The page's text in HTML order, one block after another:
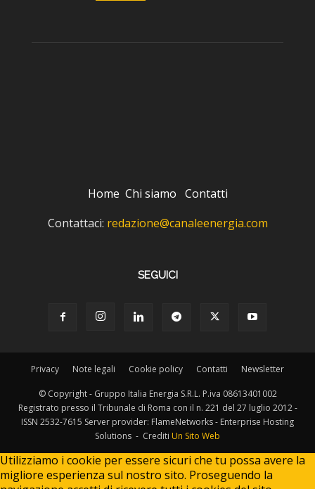
Home Chi siamo Contatti
Contattaci: redazione@canaleenergia.com
SEGUICI
Privacy Note legali Cookie policy Contatti Newsletter
© Copyright - Gruppo Italia Energia S.R.L. P.iva 08613401002
Registrato presso il Tribunale di Roma con il n. 221 del 27 luglio 2012 -
ISSN 2532-7615 Server provider: FlameNetworks - Enterprise Hosting
Solutions - Crediti Un Sito Web
Utilizziamo i cookie per essere sicuri che tu possa avere la
migliore esperienza sul nostro sito. Proseguendo la